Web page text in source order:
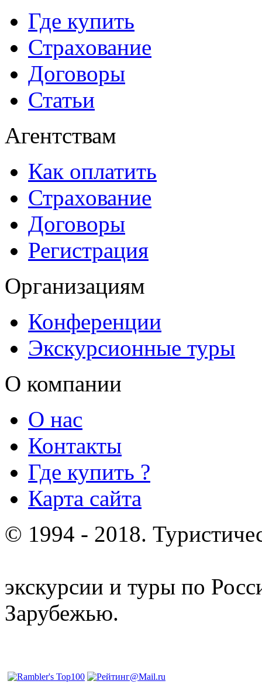
Где купить
Страхование
Договоры
Статьи
Агентствам
Как оплатить
Страхование
Договоры
Регистрация
Организациям
Конференции
Экскурсионные туры
О компании
О нас
Контакты
Где купить ?
Карта сайта
© 1994 - 2018.
экскурсии и туры по
Зарубежью.